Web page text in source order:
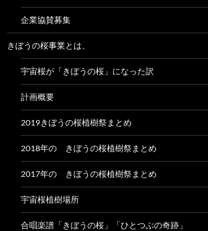
企業協賛募集
きぼうの桜事業とは、
宇宙桜が「きぼうの桜」になった訳
計画概要
2019きぼうの桜植樹祭まとめ
2018年の きぼうの桜植樹祭まとめ
2017年の きぼうの桜植樹祭まとめ
宇宙桜植樹場所
合唱楽譜「きぼうの桜」「ひとつぶの奇跡」